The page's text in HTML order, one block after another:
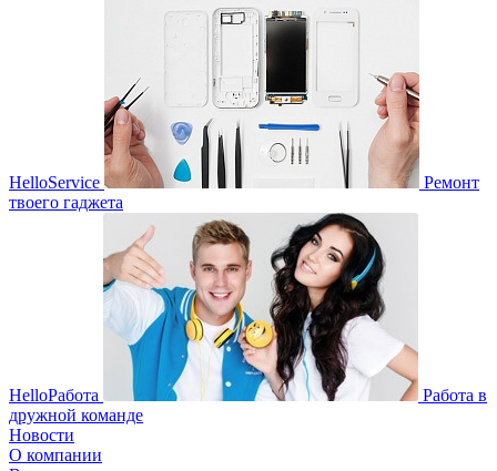
HelloService
Ремонт
твоего гаджета
HelloРабота
Работа в
дружной команде
Новости
О компании